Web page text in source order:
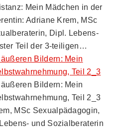
Mein Mädchen in der
Adriane Krem, MSc
Dipl. Lebens-
Teil der 3-teiligen…
Bildern: Mein
Teil 2_3
Bildern: Mein
Teil 2_3
MSc Sexualpädagogin,
und Sozialberaterin